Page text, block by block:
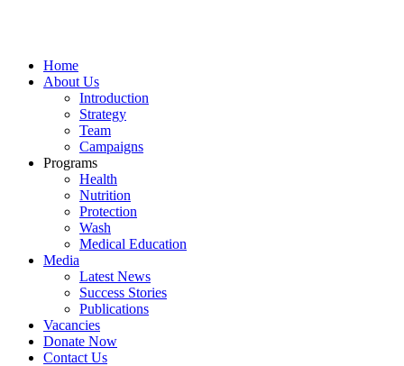
Home
About Us
Introduction
Strategy
Team
Campaigns
Programs
Health
Nutrition
Protection
Wash
Medical Education
Media
Latest News
Success Stories
Publications
Vacancies
Donate Now
Contact Us